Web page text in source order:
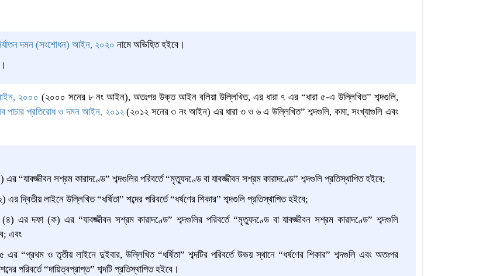
দমন (সংশোধন) আইন, ২০২০ নামে অভিহিত হইবে।
আইন, ২০০০ (২০০০ সনের ৮ নং আইন), অতঃপর উক্ত আইন বলিয়া উল্লিখিত, এর ধারা ৭ এর “ধারা ৫-এ উল্লিখিত” শব্দগুলি,
পাচার প্রতিরোধ ও দমন আইন, ২০১২(২০১২ সনের ৩ নং আইন) এর ধারা ৩ ও ৬ এ উল্লিখিত” শব্দগুলি, কমা, সংখ্যাগুলি এবং
এর “যাবজ্জীবন সশ্রম কারাদণ্ডে” শব্দগুলির পরিবর্তে “মৃত্যুদণ্ডে বা যাবজ্জীবন সশ্রম কারাদণ্ডে” শব্দগুলি প্রতিস্থাপিত হইবে;
দ্বিতীয় লাইনে উল্লিখিত “ধর্ষিতা” শব্দের পরিবর্তে “ধর্ষণের শিকার” শব্দগুলি প্রতিস্থাপিত হইবে;
দফা (ক) এর “যাবজ্জীবন সশ্রম কারাদণ্ডে” শব্দগুলির পরিবর্তে “মৃত্যুদণ্ডে বা যাবজ্জীবন সশ্রম কারাদণ্ডে” শব্দগুলি
এবং
“প্রথম ও তৃতীয় লাইনে দুইবার, উল্লিখিত “ধর্ষিতা” শব্দটির পরিবর্তে উভয় স্থানে “ধর্ষণের শিকার” শব্দগুলি এবং অতঃপর
পরিবর্তে “দায়িত্বপ্রাপ্ত” শব্দটি প্রতিস্থাপিত হইবে।